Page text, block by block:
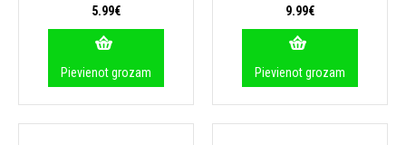
5.99€
Pievienot grozam
9.99€
Pievienot grozam